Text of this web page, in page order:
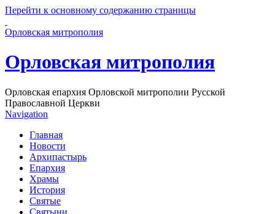
Перейти к основному содержанию страницы
Орловская митрополия
Орловская митрополия
Орловская епархия Орловской митрополии Русской
Православной Церкви
Navigation
Главная
Новости
Архипастырь
Епархия
Храмы
История
Святые
Святыни